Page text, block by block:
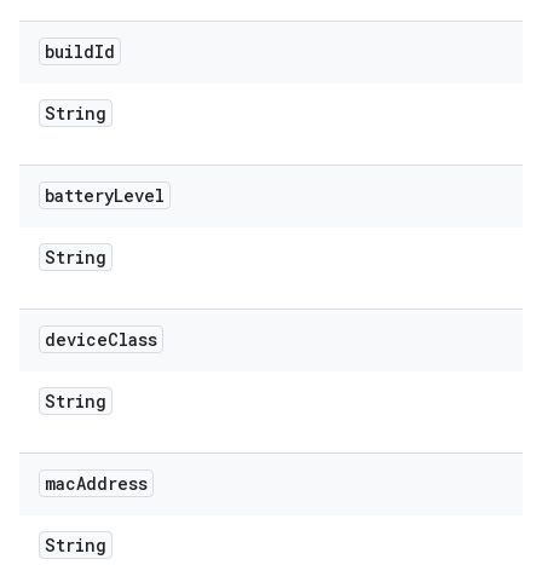
buildId
String
batteryLevel
String
deviceClass
String
macAddress
String